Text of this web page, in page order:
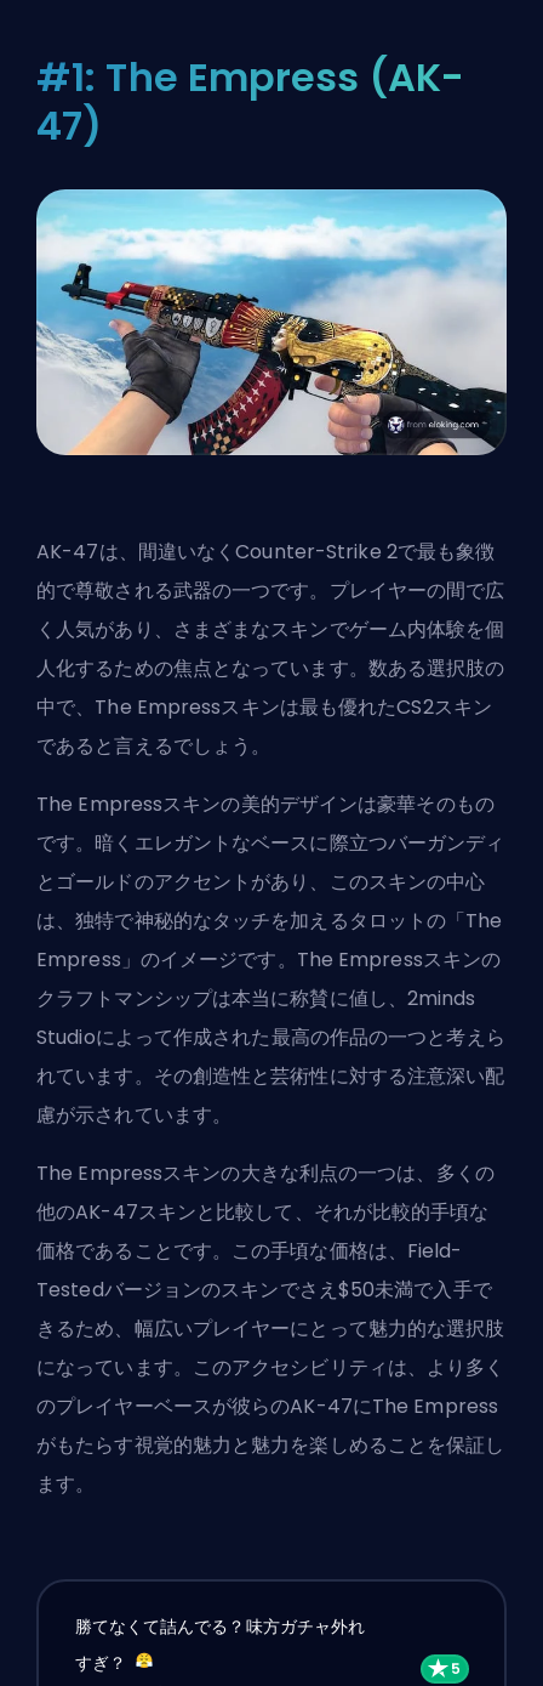
#1: The Empress (AK-
47)
AK-47は、間違いなくCounter-Strike 2で最も象徴
的で尊敬される武器の一つです。プレイヤーの間で広
く人気があり、さまざまなスキンでゲーム内体験を個
人化するための焦点となっています。数ある選択肢の
中で、The Empressスキンは最も優れたCS2スキン
であると言えるでしょう。
The Empressスキンの美的デザインは豪華そのもの
です。暗くエレガントなベースに際立つバーガンディ
とゴールドのアクセントがあり、このスキンの中心
は、独特で神秘的なタッチを加えるタロットの「The
Empress」のイメージです。The Empressスキンの
クラフトマンシップは本当に称賛に値し、2minds
Studioによって作成された最高の作品の一つと考えら
れています。その創造性と芸術性に対する注意深い配
慮が示されています。
The Empressスキンの大きな利点の一つは、多くの
他のAK-47スキンと比較して、それが比較的手頃な
価格であることです。この手頃な価格は、Field-
Testedバージョンのスキンでさえ$50未満で入手で
きるため、幅広いプレイヤーにとって魅力的な選択肢
になっています。このアクセシビリティは、より多く
のプレイヤーベースが彼らのAK-47にThe Empress
がもたらす視覚的魅力と魅力を楽しめることを保証し
ます。
勝てなくて詰んでる？味方ガチャ外れ
すぎ？